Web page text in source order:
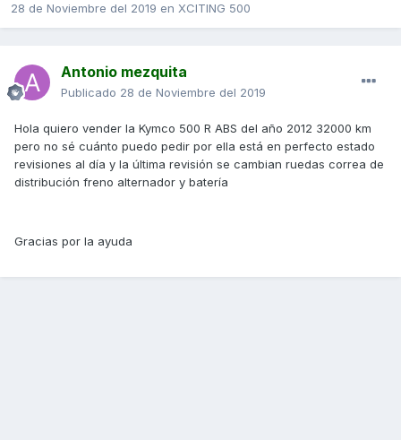
28 de Noviembre del 2019 en XCITING 500
Antonio mezquita
Publicado 28 de Noviembre del 2019
Hola quiero vender la Kymco 500 R ABS del año 2012 32000 km
pero no sé cuánto puedo pedir por ella está en perfecto estado
revisiones al día y la última revisión se cambian ruedas correa de
distribución freno alternador y batería
Gracias por la ayuda